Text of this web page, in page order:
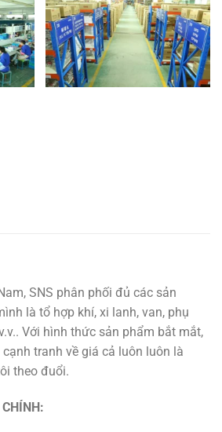
SNS phân phối đủ các sản
là tổ hợp khí, xi lanh, van, phụ
Với hình thức sản phẩm bắt mắt,
tranh về giá cả luôn luôn là
theo đuổi.